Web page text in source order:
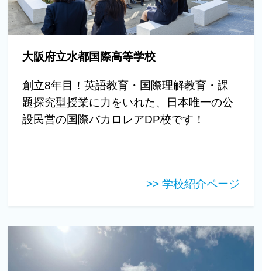
大阪府立水都国際高等学校
創立8年目！英語教育・国際理解教育・課
題探究型授業に力をいれた、日本唯一の公
設民営の国際バカロレアDP校です！
>> 学校紹介ページ